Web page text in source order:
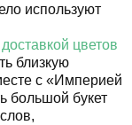
используют
доставкой цветов
близкую
с «Империей
большой букет